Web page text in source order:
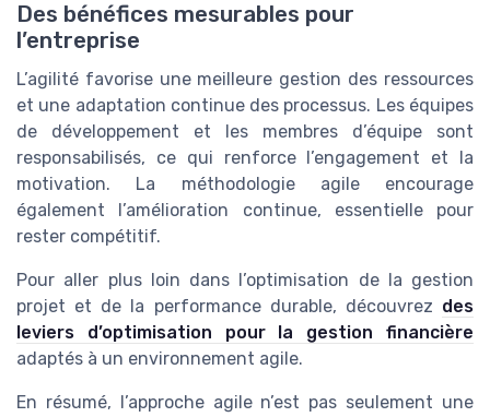
Des bénéfices mesurables pour
l’entreprise
L’agilité favorise une meilleure gestion des ressources
et une adaptation continue des processus. Les équipes
de développement et les membres d’équipe sont
responsabilisés, ce qui renforce l’engagement et la
motivation. La méthodologie agile encourage
également l’amélioration continue, essentielle pour
rester compétitif.
Pour aller plus loin dans l’optimisation de la gestion
projet et de la performance durable, découvrez des
leviers d’optimisation pour la gestion financière
adaptés à un environnement agile.
En résumé, l’approche agile n’est pas seulement une